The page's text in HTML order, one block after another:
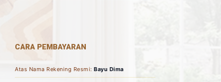
CARA PEMBAYARAN
Atas Nama Rekening Resmi: Bayu Dima